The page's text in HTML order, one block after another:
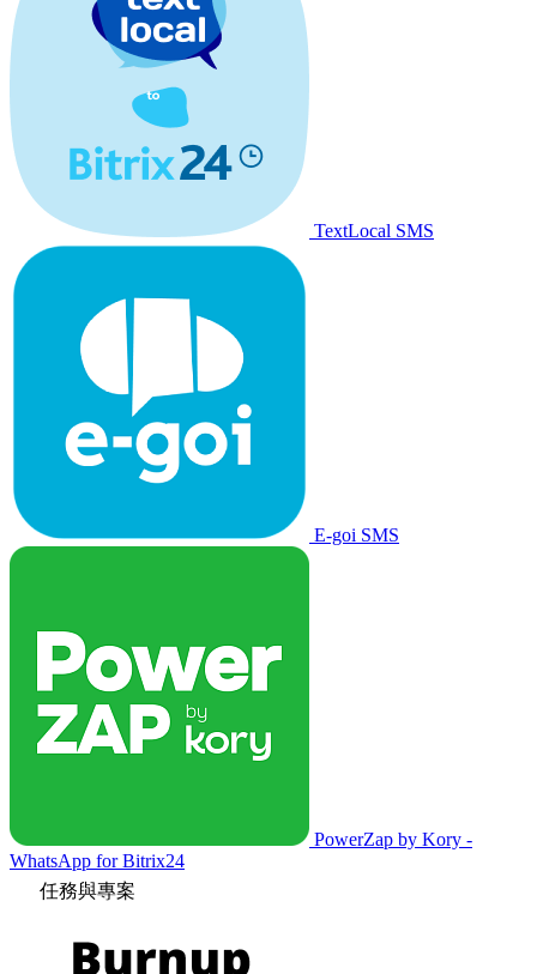
TextLocal SMS
E-goi SMS
PowerZap by Kory -
WhatsApp for Bitrix24
任務與專案